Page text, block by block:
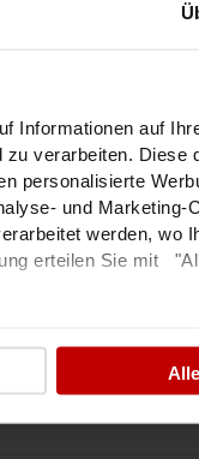
Informationen auf
verarbeiten. Diese
personalisierte
und Marketing-
werden, wo
erteilen Sie mit